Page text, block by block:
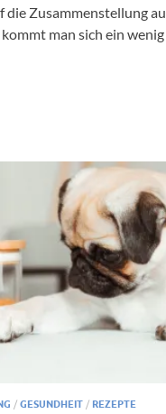
die Zusammenstellung
man sich ein
/ GESUNDHEIT / REZEPTE